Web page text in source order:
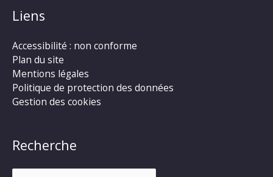
Liens
Accessibilité : non conforme
Plan du site
Mentions légales
Politique de protection des données
Gestion des cookies
Recherche